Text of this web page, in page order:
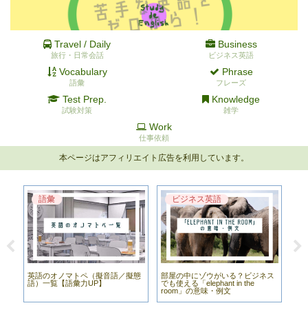
Travel / Daily
旅行・日常会話
Business
ビジネス英語
Vocabulary
語彙
Phrase
フレーズ
Test Prep.
試験対策
Knowledge
雑学
Work
仕事依頼
本ページはアフィリエイト広告を利用しています。
語彙
英語のオノマトペ（擬音語／擬態
語）一覧【語彙力UP】
ビジネス英語
部屋の中にゾウがいる？ビジネス
でも使える「elephant in the
room」の意味・例文